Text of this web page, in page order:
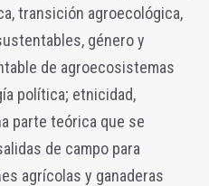
transición agroecológica,
género y
de agroecosistemas
política; etnicidad,
parte teórica que se
de campo para
agrícolas y ganaderas